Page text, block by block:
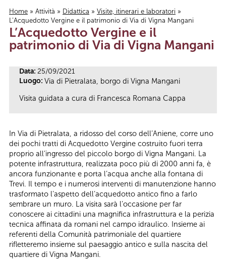
Tu sei qui
Home » Attività » Didattica » Visite, itinerari e laboratori »
L’Acquedotto Vergine e il patrimonio di Via di Vigna Mangani
L’Acquedotto Vergine e il
patrimonio di Via di Vigna Mangani
Data: 25/09/2021
Luogo: Via di Pietralata, borgo di Vigna Mangani
Visita guidata a cura di Francesca Romana Cappa
In Via di Pietralata, a ridosso del corso dell’Aniene, corre uno
dei pochi tratti di Acquedotto Vergine costruito fuori terra
proprio all’ingresso del piccolo borgo di Vigna Mangani. La
potente infrastruttura, realizzata poco più di 2000 anni fa, è
ancora funzionante e porta l’acqua anche alla fontana di
Trevi. Il tempo e i numerosi interventi di manutenzione hanno
trasformato l’aspetto dell’acquedotto antico fino a farlo
sembrare un muro. La visita sarà l’occasione per far
conoscere ai cittadini una magnifica infrastruttura e la perizia
tecnica affinata da romani nel campo idraulico. Insieme ai
referenti della Comunità patrimoniale del quartiere
rifletteremo insieme sul paesaggio antico e sulla nascita del
quartiere di Vigna Mangani.